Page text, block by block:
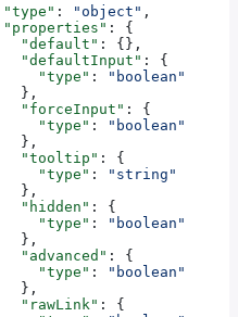
: "object" ,
: {
"default"
: {},
"defaultInput"
: {
"type"
:
"boolean"
},
"forceInput"
: {
"type"
:
"boolean"
},
"tooltip"
: {
"type"
:
"string"
},
"hidden"
: {
"type"
:
"boolean"
},
"advanced"
: {
"type"
:
"boolean"
},
"rawLink"
: {